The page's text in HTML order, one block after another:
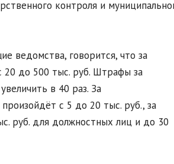
контроля и
ведомства, говорится, что за
20 до 500 тыс. руб. Штрафы за
в 40 раз. За
с 5 до 20 тыс. руб., за
руб. для должностных лиц и до 30